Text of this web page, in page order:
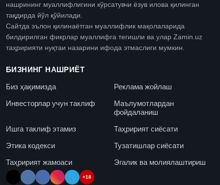
нашрининг муаллифлигини кўрсатувчи ёзув илова қилинган
тақдирда йўл қўйилади.
Сайтда эълон қилинаётган муаллифлик мақолаларида
билдирилган фикрлар муаллифга тегишли ва улар Zamin.uz
таҳририяти нуқтаи назарини ифода этмаслиги мумкин.
БИЗНИНГ НАШРИЁТ
Биз ҳақимизда
Реклама жойлаш
Инвесторлар учун таклиф
Маълумотлардан
фойдаланиш
Ишга таклиф этамиз
Таҳририят сиёсати
Этика кодекси
Тузатишлар сиёсати
Таҳририят жамоаси
Эгалик ва молиялаштириш
+18